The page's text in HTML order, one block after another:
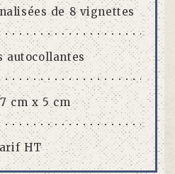
de 8 vignettes
autocollantes
cm x 5 cm
HT